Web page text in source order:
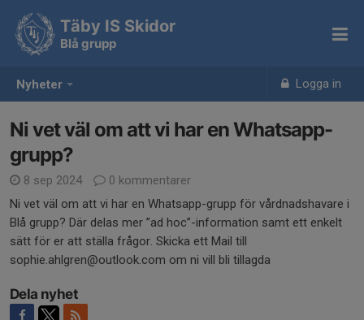
Nyheter Logga in
Täby IS Skidor
Blå grupp
Ni vet väl om att vi har en Whatsapp-
grupp?
8 sep 2024
0 kommentarer
Ni vet väl om att vi har en Whatsapp-grupp för vårdnadshavare i
Blå grupp? Där delas mer ”ad hoc”-information samt ett enkelt
sätt för er att ställa frågor. Skicka ett Mail till
sophie.ahlgren@outlook.com om ni vill bli tillagda
Dela nyhet